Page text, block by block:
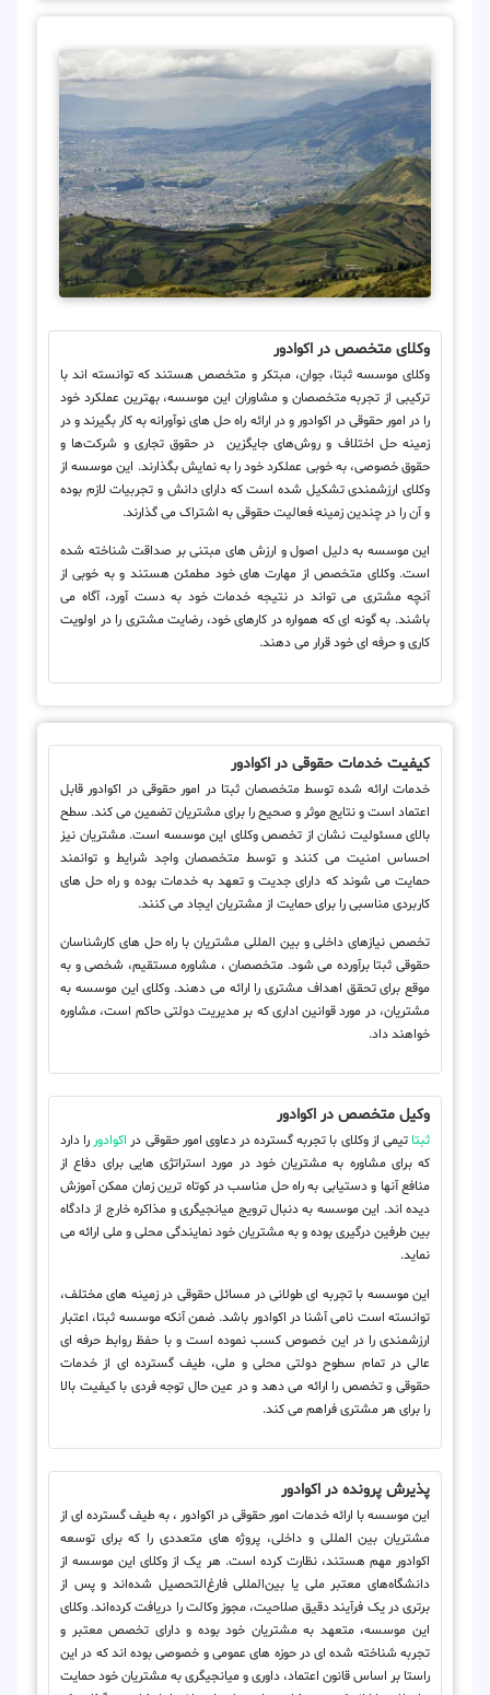
وکلای متخصص در اکوادور
وکلای موسسه ثبتا، جوان، مبتکر و متخصص هستند که توانسته اند با
ترکیبی از تجربه متخصصان و مشاوران این موسسه، بهترین عملکرد خود
را در امور حقوقی در اکوادور و در ارائه راه حل های نوآورانه به کار بگیرند و در
زمینه حل اختلاف و روش‌های جایگزین در حقوق تجاری و شرکت‌ها و
حقوق خصوصی، به خوبی عملکرد خود را به نمایش بگذارند. این موسسه از
وکلای ارزشمندی تشکیل شده است که دارای دانش و تجربیات لازم بوده
و آن را در چندین زمینه فعالیت حقوقی به اشتراک می گذارند.
این موسسه به دلیل اصول و ارزش های مبتنی بر صداقت شناخته شده
است. وکلای متخصص از مهارت های خود مطمئن هستند و به خوبی از
آنچه مشتری می تواند در نتیجه خدمات خود به دست آورد، آگاه می
باشند. به گونه ای که همواره در کارهای خود، رضایت مشتری را در اولویت
کاری و حرفه ای خود قرار می دهند.
کیفیت خدمات حقوقی در اکوادور
خدمات ارائه شده توسط متخصصان ثبتا در امور حقوقی در اکوادور قابل
اعتماد است و نتایج موثر و صحیح را برای مشتریان تضمین می کند. سطح
بالای مسئولیت نشان از تخصص وکلای این موسسه است. مشتریان نیز
احساس امنیت می کنند و توسط متخصصان واجد شرایط و توانمند
حمایت می شوند که دارای جدیت و تعهد به خدمات بوده و راه حل های
کاربردی مناسبی را برای حمایت از مشتریان ایجاد می کنند.
تخصص نیازهای داخلی و بین المللی مشتریان با راه حل های کارشناسان
حقوقی ثبتا برآورده می شود. متخصصان ، مشاوره مستقیم، شخصی و به
موقع برای تحقق اهداف مشتری را ارائه می دهند. وکلای این موسسه به
مشتریان، در مورد قوانین اداری که بر مدیریت دولتی حاکم است، مشاوره
خواهند داد.
وکیل متخصص در اکوادور
ثبتا تیمی از وکلای با تجربه گسترده در دعاوی امور حقوقی در اکوادوررا دارد
که برای مشاوره به مشتریان خود در مورد استراتژی هایی برای دفاع از
منافع آنها و دستیابی به راه حل مناسب در کوتاه ترین زمان ممکن آموزش
دیده اند. این موسسه به دنبال ترویج میانجیگری و مذاکره خارج از دادگاه
بین طرفین درگیری بوده و به مشتریان خود نمایندگی محلی و ملی ارائه می
نماید.
این موسسه با تجربه ای طولانی در مسائل حقوقی در زمینه های مختلف،
توانسته است نامی آشنا در اکوادور باشد. ضمن آنکه موسسه ثبتا، اعتبار
ارزشمندی را در این خصوص کسب نموده است و با حفظ روابط حرفه ای
عالی در تمام سطوح دولتی محلی و ملی، طیف گسترده ای از خدمات
حقوقی و تخصص را ارائه می دهد و در عین حال توجه فردی با کیفیت بالا
را برای هر مشتری فراهم می کند.
پذیرش پرونده در اکوادور
این موسسه با ارائه خدمات امور حقوقی در اکوادور ، به طیف گسترده ای از
مشتریان بین المللی و داخلی، پروژه های متعددی را که برای توسعه
اکوادور مهم هستند، نظارت کرده است. هر یک از وکلای این موسسه از
دانشگاه‌های معتبر ملی یا بین‌المللی فارغ‌التحصیل شده‌اند و پس از
برتری در یک فرآیند دقیق صلاحیت، مجوز وکالت را دریافت کرده‌اند. وکلای
این موسسه، متعهد به مشتریان خود بوده و دارای تخصص معتبر و
تجربه شناخته شده ای در حوزه های عمومی و خصوصی بوده اند که در این
راستا بر اساس قانون اعتماد، داوری و میانجیگری به مشتریان خود حمایت